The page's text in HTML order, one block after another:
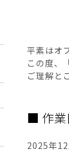
平素はオ
この度、
ご理解と
■ 作業
2025年